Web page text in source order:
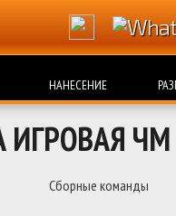
НАНЕСЕНИЕ
ЧМ
Сборные команды